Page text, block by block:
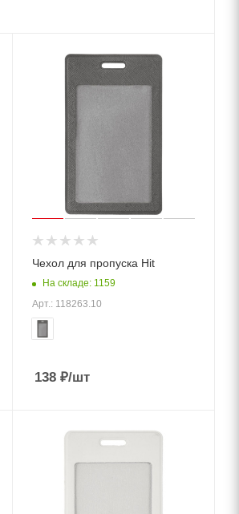
Чехол для пропуска Hit
На складе: 1159
Арт.: 118263.10
138 ₽/шт